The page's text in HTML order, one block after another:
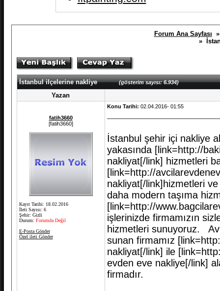
Forum Ana Sayfası
»
İstanbul ilçelerine nakliye(gösterim sayısı: 6.934)
Yazan
fatih3660
[fatih3660]
Kayıt Tarihi: 18.02.2016
İleti Sayısı: 6
Şehir: Gizli
Durum: Forumda Değil
E-Posta Gönder
Özel ileti Gönder
Konu Tarihi: 02.04.2016- 01:55
İstanbul şehir içi nakliye
yakasında [link=http://
nakliyat[/link] hizmetleri
[link=http://
nakliyat[/link]hizmetleri
daha modern taşıma
[link=http://
işlerinizde firmamızın
hizmetleri sunuyoruz.
sunan firmamız
nakliyat[/link] ile
evden eve nakliye[/link]
firmadır.